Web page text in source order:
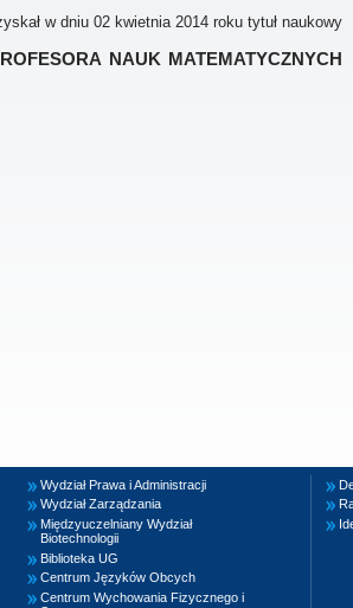
w dniu 02 kwietnia 2014 roku tytuł naukowy
nauk matematycznych
Wydział Prawa i Administracji
Wydział Zarządzania
Międzyuczelniany Wydział
Biotechnologii
Biblioteka UG
Centrum Języków Obcych
Centrum Wychowania Fizycznego i